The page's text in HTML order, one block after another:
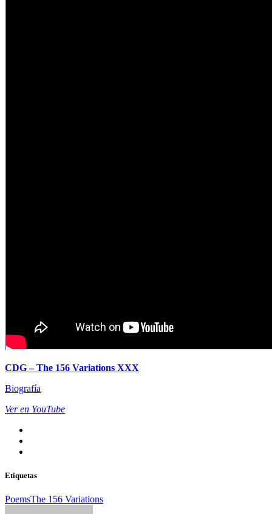
CDG – The 156 Variations XXX
Biografía
Ver en YouTube
Etiquetas
PoemsThe 156 Variations